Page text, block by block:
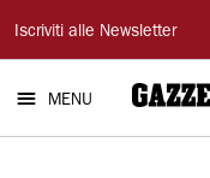
Gazzetta
di
Reggio
Iscriviti alle Newsletter
MENU